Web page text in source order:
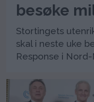
besøke
Stortingets
skal i neste uke
Response i